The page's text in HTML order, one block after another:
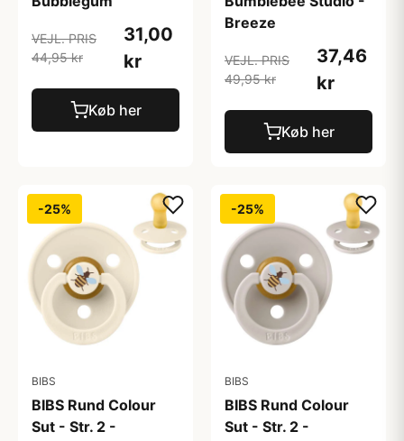
VEJL. PRIS
44,95 kr
31,00
kr
Køb her
Breeze
VEJL. PRIS
49,95 kr
37,46
kr
Køb her
-25%
BIBS
BIBS Rund Colour
Sut - Str. 2 -
-25%
BIBS
BIBS Rund Colour
Sut - Str. 2 -